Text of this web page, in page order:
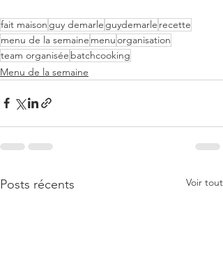
fait maison guy demarle guydemarle recette
menu de la semaine menuorganisation
team organisée batchcooking
Menu de la semaine
Posts récents Voir tout